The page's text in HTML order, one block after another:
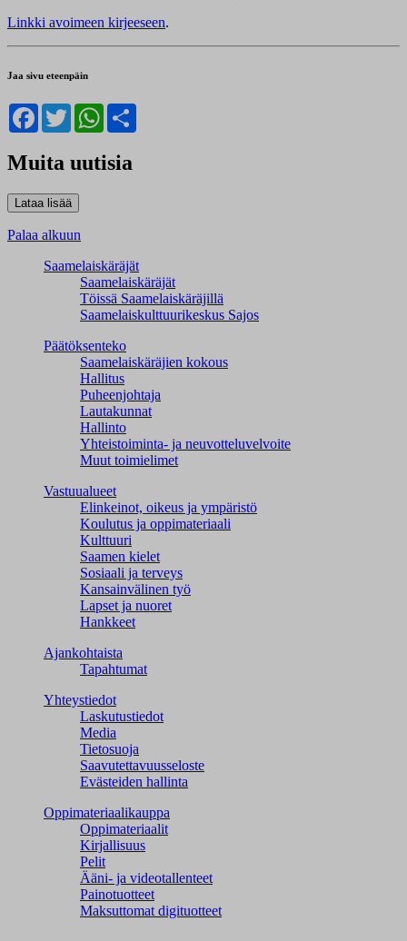
Linkki avoimeen kirjeeseen.
Jaa sivu eteenpäin
Facebook
TwitterWhatsApp
Muita uutisia
Palaa alkuun
Saamelaiskäräjät
Saamelaiskäräjät
Töissä Saamelaiskäräjillä
Saamelaiskulttuuri­keskus Sajos
Päätöksenteko
Saamelaiskäräjien kokous
Hallitus
Puheenjohtaja
Lautakunnat
Hallinto
Yhteistoiminta- ja neuvotteluvelvoite
Muut toimielimet
Vastuualueet
Elinkeinot, oikeus ja ympäristö
Koulutus ja oppimateriaali
Kulttuuri
Saamen kielet
Sosiaali ja terveys
Kansainvälinen työ
Lapset ja nuoret
Hankkeet
Ajankohtaista
Tapahtumat
Yhteystiedot
Laskutustiedot
Media
Tietosuoja
Saavutettavuusseloste
Evästeiden hallinta
Oppimateriaalikauppa
Oppimateriaalit
Kirjallisuus
Pelit
Ääni- ja videotallenteet
Painotuotteet
Maksuttomat digituotteet